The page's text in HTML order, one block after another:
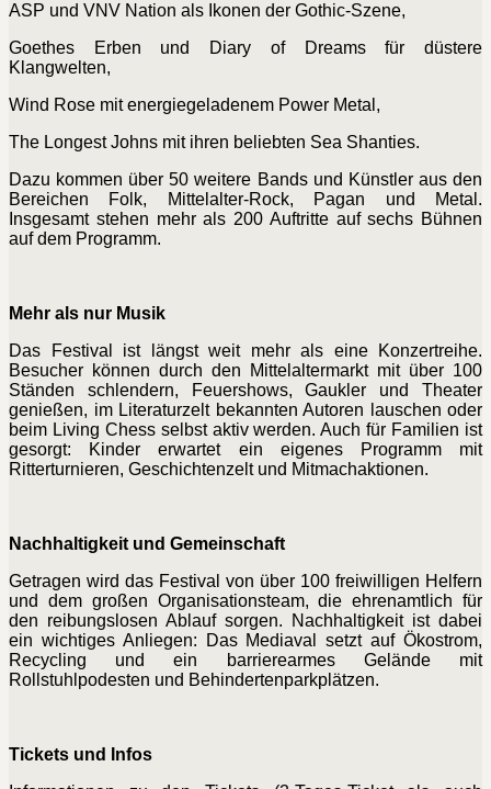
ASP und VNV Nation als Ikonen der Gothic-Szene,
Goethes Erben und Diary of Dreams für düstere
Klangwelten,
Wind Rose mit energiegeladenem Power Metal,
The Longest Johns mit ihren beliebten Sea Shanties.
Dazu kommen über 50 weitere Bands und Künstler aus den
Bereichen Folk, Mittelalter-Rock, Pagan und Metal.
Insgesamt stehen mehr als 200 Auftritte auf sechs Bühnen
auf dem Programm.
Mehr als nur Musik
Das Festival ist längst weit mehr als eine Konzertreihe.
Besucher können durch den Mittelaltermarkt mit über 100
Ständen schlendern, Feuershows, Gaukler und Theater
genießen, im Literaturzelt bekannten Autoren lauschen oder
beim Living Chess selbst aktiv werden. Auch für Familien ist
gesorgt: Kinder erwartet ein eigenes Programm mit
Ritterturnieren, Geschichtenzelt und Mitmachaktionen.
Nachhaltigkeit und Gemeinschaft
Getragen wird das Festival von über 100 freiwilligen Helfern
und dem großen Organisationsteam, die ehrenamtlich für
den reibungslosen Ablauf sorgen. Nachhaltigkeit ist dabei
ein wichtiges Anliegen: Das Mediaval setzt auf Ökostrom,
Recycling und ein barrierearmes Gelände mit
Rollstuhlpodesten und Behindertenparkplätzen.
Tickets und Infos